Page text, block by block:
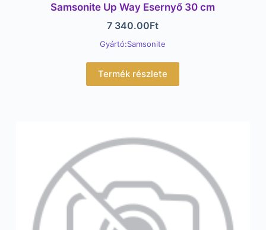
Samsonite Up Way Esernyő 30 cm
7 340.00Ft
Gyártó:Samsonite
Termék részlete